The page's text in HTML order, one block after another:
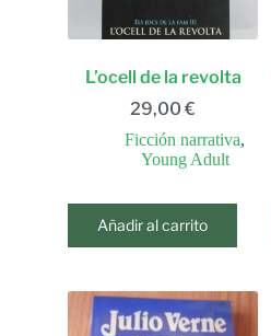
L’ocell de la revolta
29,00 €
Ficción narrativa,
Young Adult
Añadir al carrito